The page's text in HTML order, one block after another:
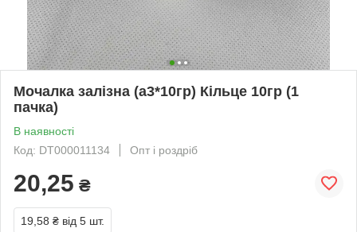
Мочалка залізна (а3*10гр) Кільце 10гр (1
пачка)
В наявності
Код: DT000011134
Опт і роздріб
20,25 ₴
19,58 ₴ від 5 шт.